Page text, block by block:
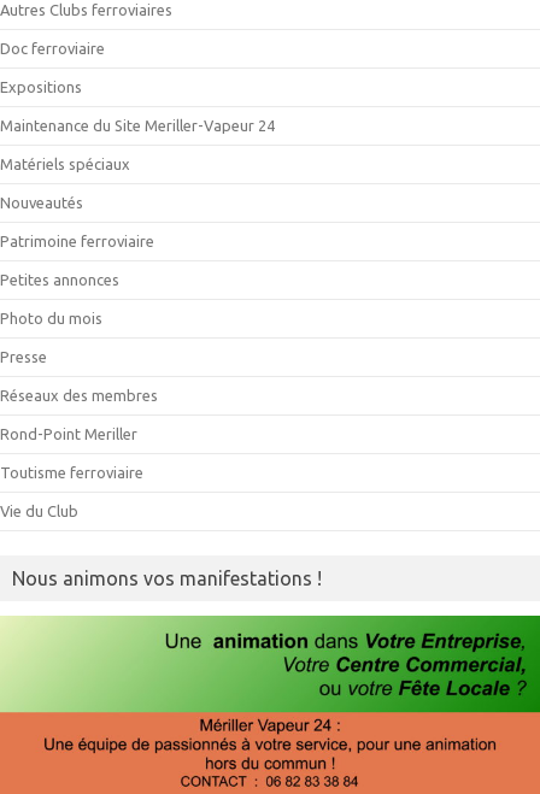
Autres Clubs ferroviaires
Doc ferroviaire
Expositions
Maintenance du Site Meriller-Vapeur 24
Matériels spéciaux
Nouveautés
Patrimoine ferroviaire
Petites annonces
Photo du mois
Presse
Réseaux des membres
Rond-Point Meriller
Toutisme ferroviaire
Vie du Club
Nous animons vos manifestations !